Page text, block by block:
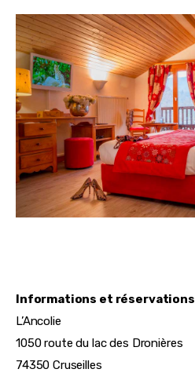
Informations et réservations
L’Ancolie
1050 route du lac des Dronières
74350 Cruseilles